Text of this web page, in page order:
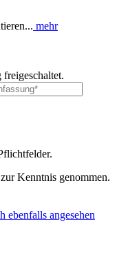
mehr
zur Kenntnis genommen.
ebenfalls angesehen